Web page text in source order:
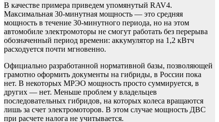
В качестве примера приведем упомянутый RAV4.
Максимальная 30-минутная мощность — это средняя
мощность в течение 30-минутного периода, но на этом
автомобиле электромоторы не смогут работать без перерыва
обозначенный период времени: аккумулятор на 1,2 кВтч
расходуется почти мгновенно.
Официально разработанной нормативной базы, позволяющей
грамотно оформить документы на гибриды, в России пока
нет. В некоторых МРЭО мощность просто суммируется, в
других — нет. Меньше проблем у владельцев
последовательных гибридов, на которых колеса вращаются
лишь за счет электромоторов. В этом случае мощность ДВС
при расчете налога не учитывается.